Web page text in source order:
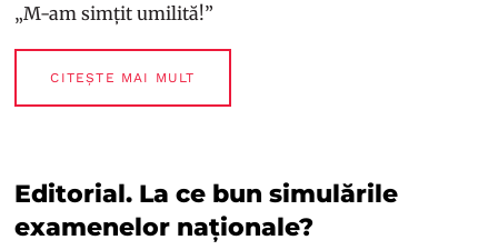
„M-am simțit umilită!”
CITEȘTE MAI MULT
Editorial. La ce bun simulările
examenelor naționale?